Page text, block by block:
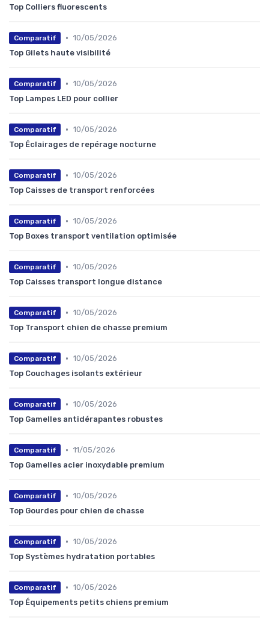
Top Colliers fluorescents
Comparatif • 10/05/2026
Top Gilets haute visibilité
Comparatif • 10/05/2026
Top Lampes LED pour collier
Comparatif • 10/05/2026
Top Éclairages de repérage nocturne
Comparatif • 10/05/2026
Top Caisses de transport renforcées
Comparatif • 10/05/2026
Top Boxes transport ventilation optimisée
Comparatif • 10/05/2026
Top Caisses transport longue distance
Comparatif • 10/05/2026
Top Transport chien de chasse premium
Comparatif • 10/05/2026
Top Couchages isolants extérieur
Comparatif • 10/05/2026
Top Gamelles antidérapantes robustes
Comparatif • 11/05/2026
Top Gamelles acier inoxydable premium
Comparatif • 10/05/2026
Top Gourdes pour chien de chasse
Comparatif • 10/05/2026
Top Systèmes hydratation portables
Comparatif • 10/05/2026
Top Équipements petits chiens premium